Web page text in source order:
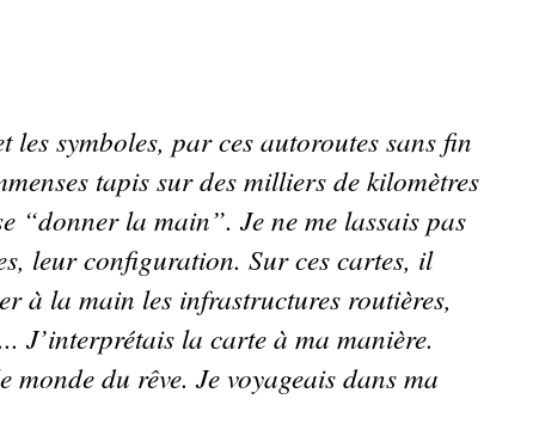
les symboles, par ces autoroutes sans fin
tapis sur des milliers de kilomètres
“donner la main”. Je ne me lassais pas
leur configuration. Sur ces cartes, il
à la main les infrastructures routières,
J’interprétais la carte à ma manière.
du rêve. Je voyageais dans ma